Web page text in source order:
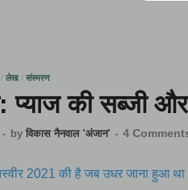
/ लेख / संस्मरण
की सब्जी और
- by विकास नैनवाल 'अंजान' - 4